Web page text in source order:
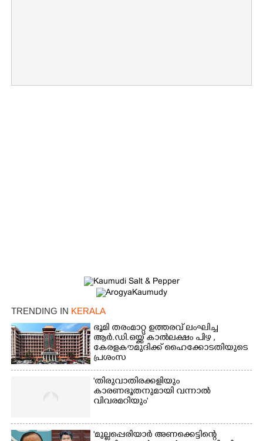
TRENDING IN KERALA
ഭൂമി തരംമാറ്റ ഉത്തരവ് ലംഘിച്ച
ആർ.ഡി.ഒയ്ക്ക് കാൽലക്ഷം പിഴ ,​
കേരളകൗമുദിക്ക് ഹൈക്കോടതിയുടെ
പ്രശംസ
'തിരുവാതിരക്കളിയും
കാരണഭൂതനുമായി വന്നാൽ
വിവരമറിയും '
'മുല്ലപ്പെരിയാർ അണക്കെട്ടിന്റെ